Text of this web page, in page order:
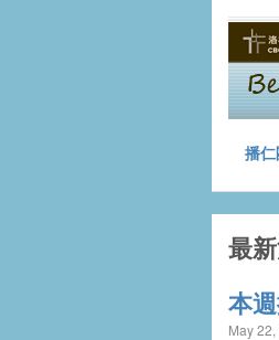
播
最
本
May